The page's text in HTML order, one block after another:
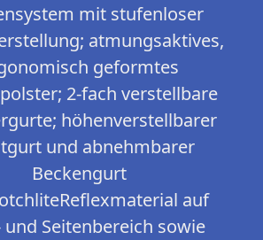
mit stufenloser
atmungsaktives,
geformtes
2-fach verstellbare
höhenverstellbarer
und abnehmbarer
Beckengurt
auf
und Seitenbereich sowie